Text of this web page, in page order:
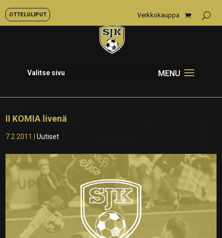
OTTELULIPUT Verkkokauppa
Valitse sivu
II KOMIA livenä
7.2.2011 |Uutiset